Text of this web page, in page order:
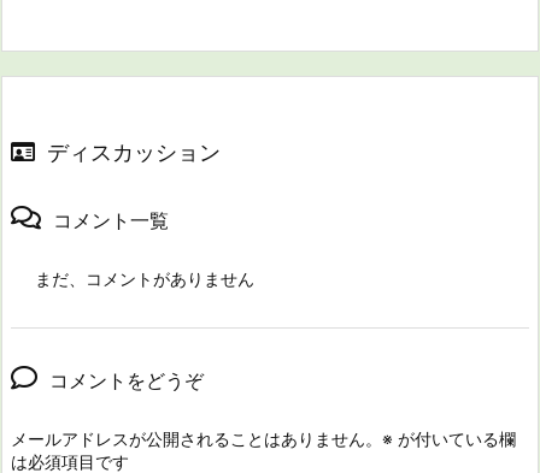
ディスカッション
コメント一覧
まだ、コメントがありません
コメントをどうぞ
メールアドレスが公開されることはありません。 ※ が付いている欄
は必須項目です